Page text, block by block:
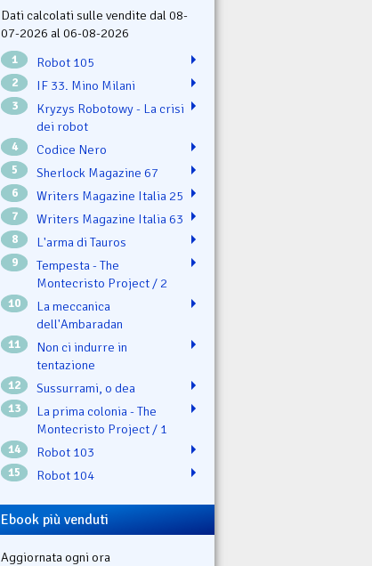
Dati calcolati sulle vendite dal 08-
07-2026 al 06-08-2026
1 Robot 105
2 IF 33. Mino Milani
3
Kryzys Robotowy - La crisi
dei robot
4 Codice Nero
5 Sherlock Magazine 67
6 Writers Magazine Italia 25
7 Writers Magazine Italia 63
8 L'arma di Tauros
9
Tempesta - The
Montecristo Project / 2
10
La meccanica
dell'Ambaradan
11
Non ci indurre in
tentazione
12 Sussurrami, o dea
13
La prima colonia - The
Montecristo Project / 1
14 Robot 103
15 Robot 104
Ebook più venduti
Aggiornata ogni ora